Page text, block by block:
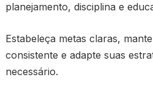
planejamento, disciplina e
Estabeleça metas claras,
consistente e adapte suas
necessário.